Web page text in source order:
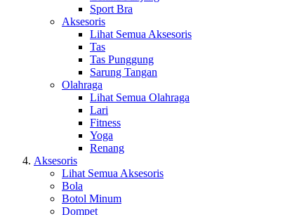
Sport Bra
Aksesoris
Lihat Semua Aksesoris
Tas
Tas Punggung
Sarung Tangan
Olahraga
Lihat Semua Olahraga
Lari
Fitness
Yoga
Renang
Aksesoris
Lihat Semua Aksesoris
Bola
Botol Minum
Dompet